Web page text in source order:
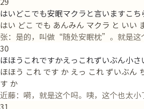
はいどこでも安眠マクラと言いますこち
はい どこ でも あんみん マクラ と いい
张：是的，叫做“随处安眠枕”。就是这
30
ほほうこれですかえっこれずいぶん小
ほほう これ です か えっ これ ずいぶん
す か
近藤：嗬，就是这个吗。咦，这个也太小
31